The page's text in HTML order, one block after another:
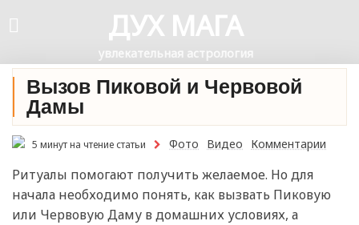
ДУХ МАГА
увлекательная астрология
Вызов Пиковой и Червовой
Дамы
5 минут на чтение статьи Фото Видео Комментарии
Ритуалы помогают получить желаемое. Но для
начала необходимо понять, как вызвать Пиковую
или Червовую Даму в домашних условиях, а